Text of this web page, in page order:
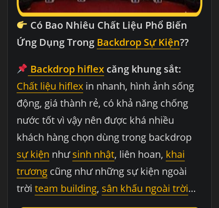
Có Bao Nhiêu Chất Liệu Phổ Biến
Ứng Dụng Trong Backdrop Sự Kiện??
Backdrop hiflexcăng khung sắt:
Chất liệu hiflexin nhanh, hình ảnh sống
động, giá thành rẻ, có khả năng chống
nước tốt vì vậy nên được khá nhiều
khách hàng chọn dùng trong backdrop
sự kiện nhưsinh nhật, liên hoan, khai
trươngcũng như những sự kiện ngoài
trời team building, sân khấu ngoài trời…